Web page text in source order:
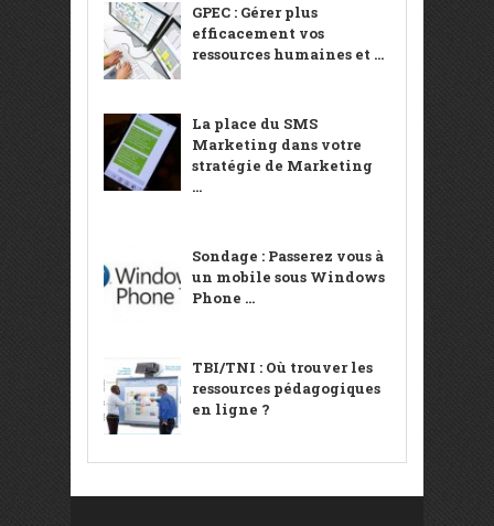
GPEC : Gérer plus
efficacement vos
ressources humaines et ...
La place du SMS
Marketing dans votre
stratégie de Marketing
...
Sondage : Passerez vous à
un mobile sous Windows
Phone ...
TBI/TNI : Où trouver les
ressources pédagogiques
en ligne ?